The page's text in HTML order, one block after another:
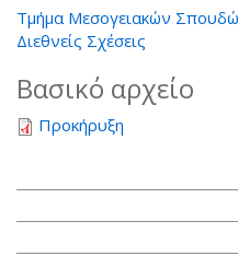
Τμήμα Μεσογειακών
Διεθνείς Σχέσεις
Βασικό αρχείο
Προκήρυξη